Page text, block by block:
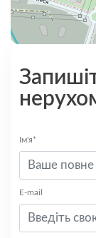
Ім'я*
E-mail